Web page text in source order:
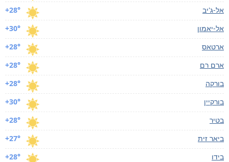
+28°
אל-ג'יב
+30°
אל-יאמון
+28°
ארטאס
+28°
ארם רם
+28°
בורקה
+30°
בורקיין
+28°
בטיר
+27°
ביאר זית
+28°
בידו